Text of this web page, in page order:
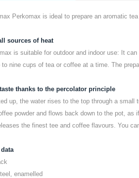
Perkomax is ideal to prepare an aromatic
sources of heat
is suitable for outdoor and indoor use: It
to nine cups of tea or coffee at a time. The
thanks to the percolator principle
up, the water rises to the top through a
powder and flows back down to the pot,
the finest tee and coffee flavours. You
enamelled